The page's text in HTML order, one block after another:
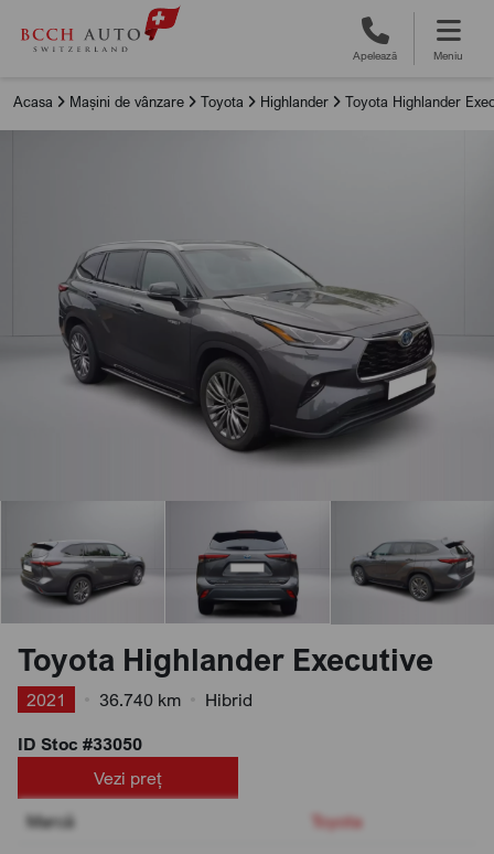
Apelează Meniu
Acasa Mașini de vânzare Toyota Highlander Toyota Highlander
Toyota Highlander Executive
2021 36.740 km
Hibrid
ID Stoc #33050
Vezi preț
Marcă
Toyota